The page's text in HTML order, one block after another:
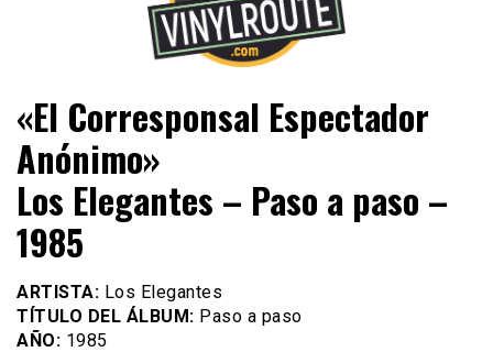
VinylRoute
«El Corresponsal Espectador
Anónimo»
Los Elegantes – Paso a paso –
1985
ARTISTA: Los Elegantes
TÍTULO DEL ÁLBUM: Paso a paso
AÑO: 1985